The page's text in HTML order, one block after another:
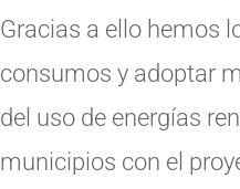
Gracias a ello hemos
consumos y adoptar
del uso de energías
municipios con el